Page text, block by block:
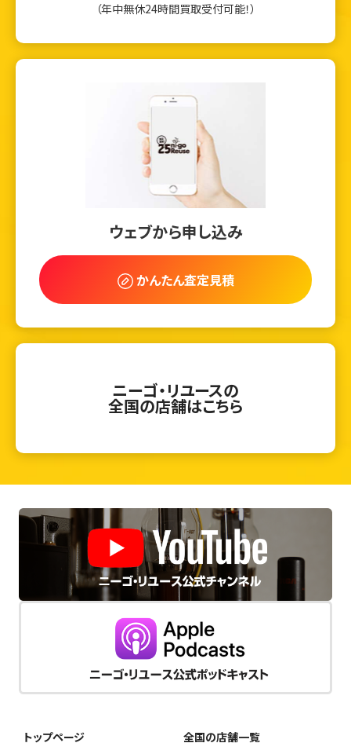
（年中無休24時間買取受付可能！）
ウェブから申し込み
かんたん査定見積
ニーゴ・リユースの
全国の店舗はこちら
トップページ 全国の店舗一覧